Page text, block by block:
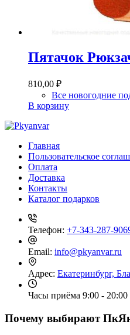
Пятачок
810,00 ₽
Все новогодние
В корзину
Главная
Пользовательское
Оплата
Доставка
Контакты
Каталог подарков
Телефон: +7-343-287-
Email: info@pkyanvar.ru
Адрес: Екатеринбург,
Часы приёма 9:00 - 20:00
Почему выбирают